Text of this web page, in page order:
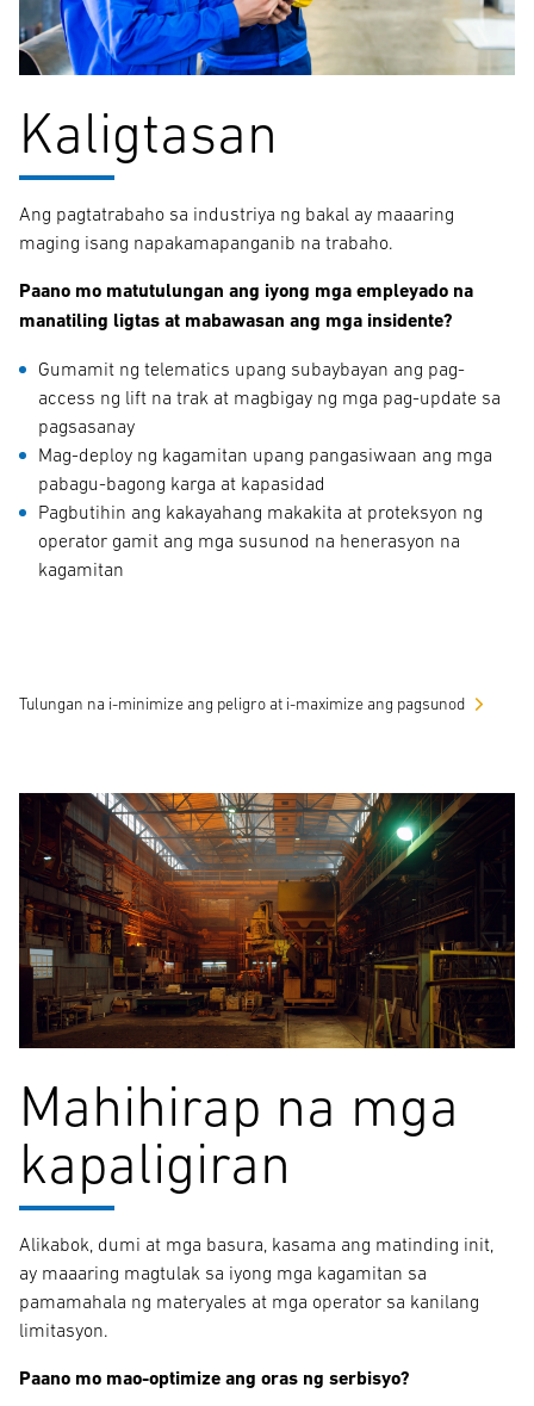
Kaligtasan
Ang pagtatrabaho sa industriya ng bakal ay maaaring
maging isang napakamapanganib na trabaho.
Paano mo matutulungan ang iyong mga empleyado na
manatiling ligtas at mabawasan ang mga insidente?
Gumamit ng telematics upang subaybayan ang pag-
access ng lift na trak at magbigay ng mga pag-update sa
pagsasanay
Mag-deploy ng kagamitan upang pangasiwaan ang mga
pabagu-bagong karga at kapasidad
Pagbutihin ang kakayahang makakita at proteksyon ng
operator gamit ang mga susunod na henerasyon na
kagamitan
Tulungan na i-minimize ang peligro at i-maximize ang pagsunod
Mahihirap na mga
kapaligiran
Alikabok, dumi at mga basura, kasama ang matinding init,
ay maaaring magtulak sa iyong mga kagamitan sa
pamamahala ng materyales at mga operator sa kanilang
limitasyon.
Paano mo mao-optimize ang oras ng serbisyo?